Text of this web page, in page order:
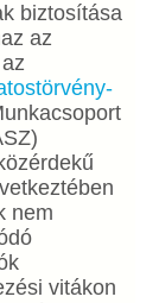
biztosítása
az
nem
vitákon